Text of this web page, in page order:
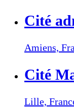
Cité
Amiens,
Cité
Lille,